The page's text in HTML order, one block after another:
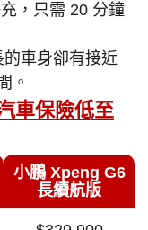
，只需 20 分鐘
車身卻有接近
。
車保險低至
小鵬 Xpeng G6
長續航版